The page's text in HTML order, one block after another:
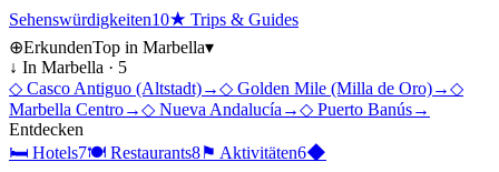
Sehenswürdigkeiten10★ Trips & Guides
⊕ErkundenTop in Marbella▾
↓ In Marbella · 5
◇ Casco Antiguo (Altstadt)→◇ Golden Mile (Milla de Oro)→◇
Marbella Centro→◇ Nueva Andalucía →◇ Puerto Banús→
Entdecken
🛏 Hotels7🍽 Restaurants8⚑ Aktivitäten6◆